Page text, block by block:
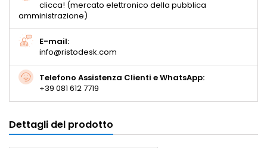
clicca! (mercato elettronico della pubblica
amministrazione)
E-mail:
info@ristodesk.com
Telefono Assistenza Clienti e WhatsApp:
+39 081 612 7719
Dettagli del prodotto